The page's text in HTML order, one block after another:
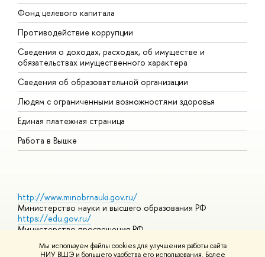
Мы используем файлы cookies для улучшения работы сайта
НИУ ВШЭ и большего удобства его использования. Более
Фонд целевого капитала
Противодействие коррупции
Сведения о доходах, расходах, об имуществе и
обязательствах имущественного характера
Сведения об образовательной организации
Людям с ограниченными возможностями здоровья
Единая платежная страница
Работа в Вышке
http://www.minobrnauki.gov.ru/
Министерство науки и высшего образования РФ
https://edu.gov.ru/
Министерство просвещения РФ
https://elearning.hse.ru/mooc
Массовые открытые онлайн-курсы